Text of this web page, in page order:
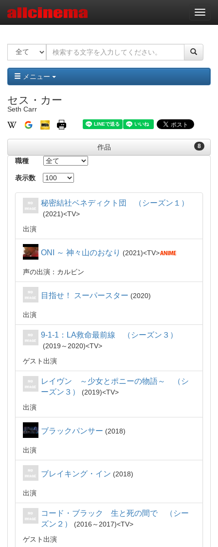
ナ
ビ
ー
ョ
ン
メニュー
セス・カー
Seth Carr
8
作品
職種
表示数
秘密結社ベネディクト団 （シーズン１）
2021
TV
出演
ONI ～ 神々山のおなり 2021 TV
声の出演：カルビン
目指せ！ スーパースター 2020
出演
9-1-1：LA救命最前線 （シーズン３）
2019～2020
TV
ゲスト出演
レイヴン ～少女とポニーの物語～ （シ
ーズン３）
2019
TV
出演
ブラックパンサー 2018
出演
ブレイキング・イン 2018
出演
コード・ブラック 生と死の間で （シー
ズン２）
2016～2017
TV
ゲスト出演